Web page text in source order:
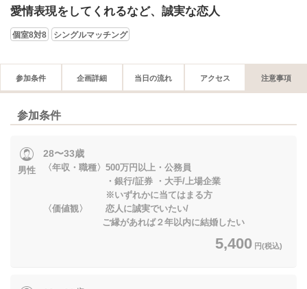
愛情表現をしてくれるなど、誠実な恋人
個室8対8 シングルマッチング
参加条件 企画詳細 当日の流れ アクセス 注意事項
参加条件
男性
28〜33歳
〈年収・職種〉500万円以上・公務員
・銀行/証券 ・大手/上場企業
※いずれかに当てはまる方
〈価値観〉 恋人に誠実でいたい/
ご縁があれば２年以内に結婚したい
5,400 円(税込)